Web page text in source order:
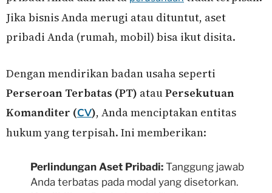
Jika bisnis Anda merugi atau dituntut, aset
pribadi Anda (rumah, mobil) bisa ikut disita.
Dengan mendirikan badan usaha seperti
Perseroan Terbatas (PT) atauPersekutuan
Komanditer (CV), Anda menciptakan entitas
hukum yang terpisah. Ini memberikan:
Perlindungan Aset Pribadi: Tanggung jawab
Anda terbatas pada modal yang disetorkan.